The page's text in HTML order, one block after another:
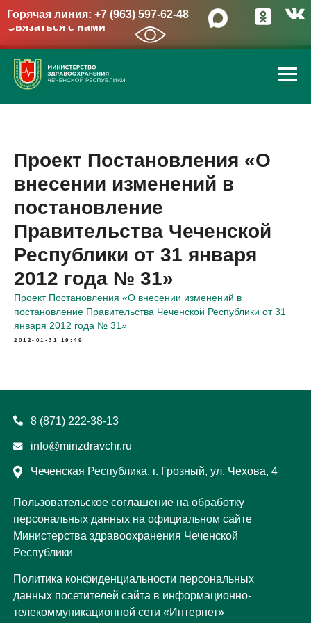
Горячая линия: +7 (963) 597-62-48
Связаться с нами
→
Проект Постановления «О
внесении изменений в
постановление
Правительства Чеченской
Республики от 31 января
2012 года № 31»
Проект Постановления «О внесении изменений в
постановление Правительства Чеченской Республики от 31
января 2012 года № 31»
2012-01-31 19:49
Пользовательское соглашение на обработку
персональных данных на официальном сайте
Министерства здравоохранения Чеченской
Республики
8 (871) 222-38-13
info@minzdravchr.ru
Чеченская Республика, г. Грозный, ул. Чехова, 4
Политика конфиденциальности персональных
данных посетителей сайта в информационно-
телекоммуникационной сети «Интернет»